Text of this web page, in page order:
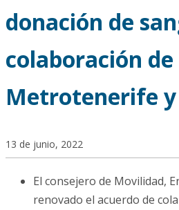
donación de
colaboración de
Metrotenerife
13 de junio, 2022
El consejero de Movilidad,
renovado el acuerdo de